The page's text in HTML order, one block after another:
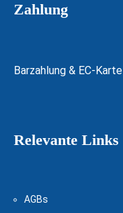
Zahlung
Barzahlung & EC-Karte
Relevante Links
AGBs